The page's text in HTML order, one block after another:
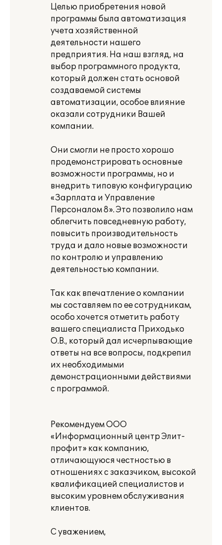
Целью приобретения новой
программы была автоматизация
учета хозяйственной
деятельности нашего
предприятия. На наш взгляд, на
выбор программного продукта,
который должен стать основой
создаваемой системы
автоматизации, особое влияние
оказали сотрудники Вашей
компании.
Они смогли не просто хорошо
продемонстрировать основные
возможности программы, но и
внедрить типовую конфигурацию
«Зарплата и Управление
Персоналом 8». Это позволило нам
облегчить повседневную работу,
повысить производительность
труда и дало новые возможности
по контролю и управлению
деятельностью компании.
Так как впечатление о компании
мы составляем по ее сотрудникам,
особо хочется отметить работу
вашего специалиста Приходько
О.В., который дал исчерпывающие
ответы на все вопросы, подкрепил
их необходимыми
демонстрационными действиями
с программой.
Рекомендуем ООО
«Информационный центр Элит-
профит» как компанию,
отличающуюся честностью в
отношениях с заказчиком, высокой
квалификацией специалистов и
высоким уровнем обслуживания
клиентов.
С уважением,